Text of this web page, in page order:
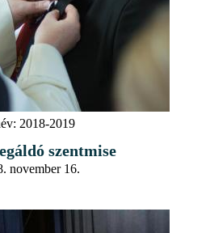
2018-2019
szentmise
november 16.